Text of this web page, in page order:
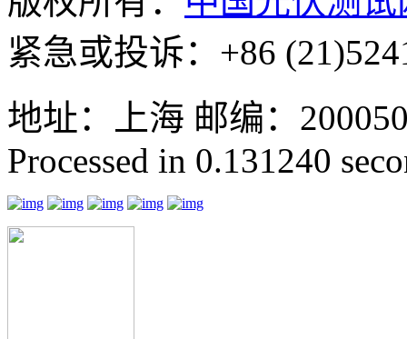
紧急或投诉：+86
地址：上海 邮编：
Processed in 0.131240